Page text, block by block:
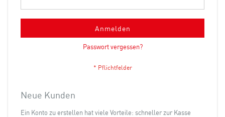
Anmelden
Passwort vergessen?
Neue Kunden
Ein Konto zu erstellen hat viele Vorteile: schneller zur Kasse